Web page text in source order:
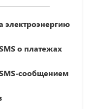
электроэнергию
о платежах
сообщением